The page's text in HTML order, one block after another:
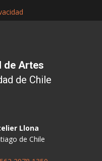
de Artes
de Chile
Llona
de Chile